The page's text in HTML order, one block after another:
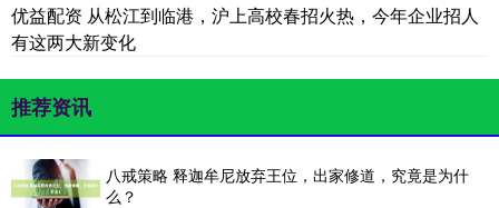
优益配资 从松江到临港，沪上高校春招火热，今年企业招人
有这两大新变化
推荐资讯
八戒策略 释迦牟尼放弃王位，出家修道，究竟是为什
么？